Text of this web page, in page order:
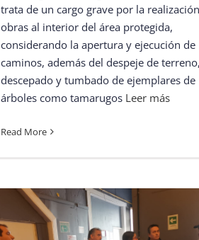
trata de un cargo grave por la
obras al interior del área protegida,
considerando la apertura y ejecución de
caminos, además del despeje de terreno,
descepado y tumbado de ejemplares de
árboles como tamarugos Leer más
Read More